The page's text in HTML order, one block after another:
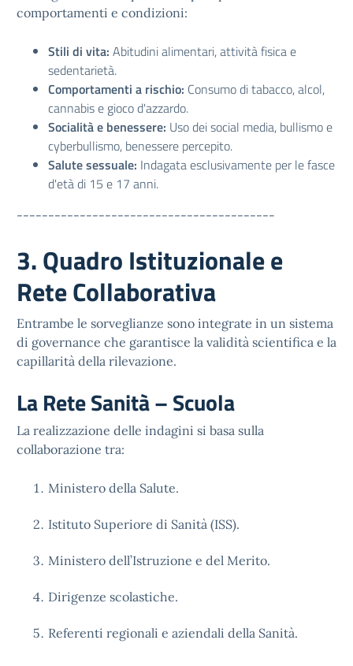
comportamenti e condizioni:
Stili di vita: Abitudini alimentari, attività fisica e
sedentarietà.
Comportamenti a rischio: Consumo di tabacco, alcol,
cannabis e gioco d'azzardo.
Socialità e benessere: Uso dei social media, bullismo e
cyberbullismo, benessere percepito.
Salute sessuale: Indagata esclusivamente per le fasce
d'età di 15 e 17 anni.
-----------------------------------------
3. Quadro Istituzionale e
Rete Collaborativa
Entrambe le sorveglianze sono integrate in un sistema
di governance che garantisce la validità scientifica e la
capillarità della rilevazione.
La Rete Sanità – Scuola
La realizzazione delle indagini si basa sulla
collaborazione tra:
Ministero della Salute.
Istituto Superiore di Sanità (ISS).
Ministero dell’Istruzione e del Merito.
Dirigenze scolastiche.
Referenti regionali e aziendali della Sanità.